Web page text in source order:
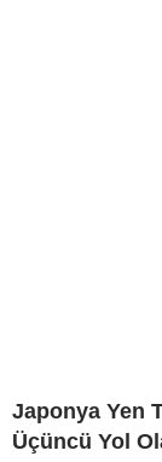
Japonya Yen
Üçüncü Yol